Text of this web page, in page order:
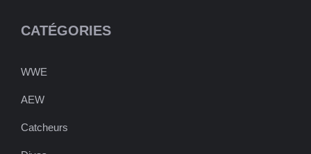
CATÉGORIES
WWE
AEW
Catcheurs